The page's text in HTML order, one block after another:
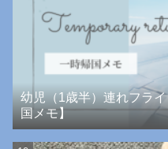
幼児（1歳半）連れフラ
国メモ】